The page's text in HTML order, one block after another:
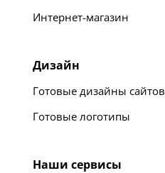
Интернет-магазин
Дизайн
Готовые дизайны сайтов
Готовые логотипы
Наши сервисы